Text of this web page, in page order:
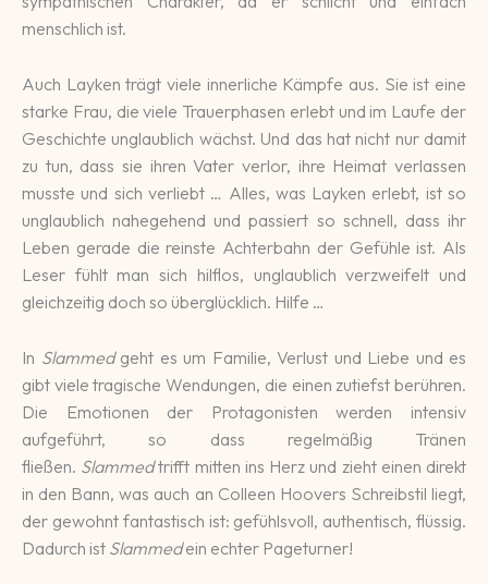
menschlich ist.
Auch Layken trägt viele innerliche Kämpfe aus. Sie ist eine
starke Frau, die viele Trauerphasen erlebt und im Laufe der
Geschichte unglaublich wächst. Und das hat nicht nur damit
zu tun, dass sie ihren Vater verlor, ihre Heimat verlassen
musste und sich verliebt … Alles, was Layken erlebt, ist so
unglaublich nahegehend und passiert so schnell, dass ihr
Leben gerade die reinste Achterbahn der Gefühle ist. Als
Leser fühlt man sich hilflos, unglaublich verzweifelt und
gleichzeitig doch so überglücklich. Hilfe …
In Slammedgeht es um Familie, Verlust und Liebe und es
gibt viele tragische Wendungen, die einen zutiefst berühren.
Die Emotionen der Protagonisten werden intensiv
aufgeführt, so dass regelmäßig Tränen
fließen. Slammedtrifft mitten ins Herz und zieht einen direkt
in den Bann, was auch an Colleen Hoovers Schreibstil liegt,
der gewohnt fantastisch ist: gefühlsvoll, authentisch, flüssig.
Dadurch ist Slammedein echter Pageturner!